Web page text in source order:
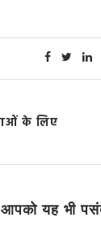
के लिए
आपको यह भी